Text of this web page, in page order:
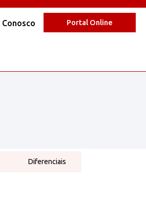
Conosco Portal Online
Diferenciais